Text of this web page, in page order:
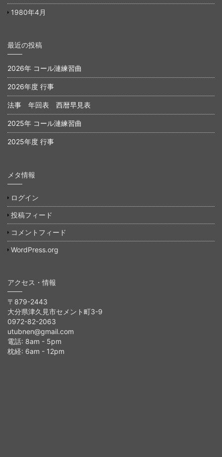
1980年4月
最近の投稿
2026年 コール漣練習曲
2026年度 行事
法事 年回表 西暦早見表
2025年 コール漣練習曲
2025年度 行事
メタ情報
ログイン
投稿フィード
コメントフィード
WordPress.org
アクセス・情報
〒879-2443
大分県津久見市セメント町3-9
0972-82-2063
utubnen@gmail.com
電話: 8am - 5pm
枕経: 6am - 12pm